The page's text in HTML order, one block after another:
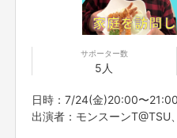
サポーター数
5人
日時：7/24(金)20:00〜21:00
出演者：モンスーンT@TSU